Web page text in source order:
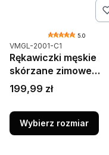
5.0
Kod produktu
VMGL-2001-C1
Rękawiczki męskie
skórzane zimowe
Vermari Milano VMGL-
2001 PIQUE czarne
Cena
199,99 zł
Wybierz rozmiar